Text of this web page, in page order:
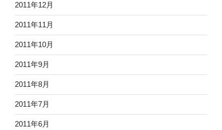
2011年12月
2011年11月
2011年10月
2011年9月
2011年8月
2011年7月
2011年6月